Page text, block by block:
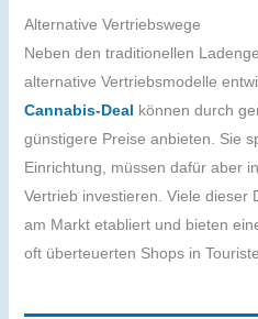
Alternative Vertriebswege
Neben den traditionellen
alternative Vertriebsmodelle
Cannabis-Deal können durch
günstigere Preise anbieten. Sie
Einrichtung, müssen dafür aber
Vertrieb investieren. Viele dieser
am Markt etabliert und bieten
oft überteuerten Shops in